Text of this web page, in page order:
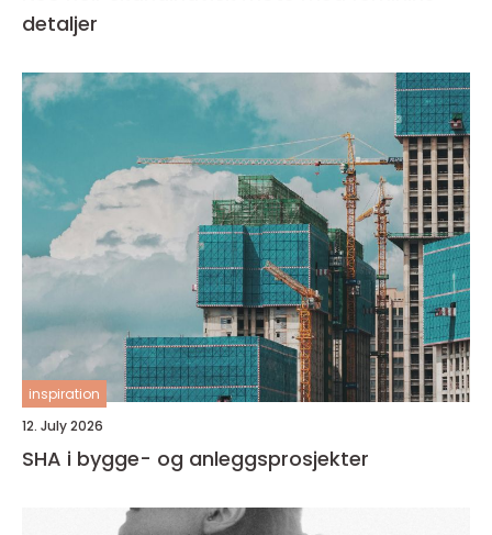
detaljer
inspiration
12. July 2026
SHA i bygge- og anleggsprosjekter